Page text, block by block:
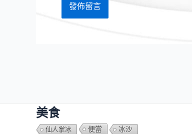
美食
仙人掌冰 便當 冰沙